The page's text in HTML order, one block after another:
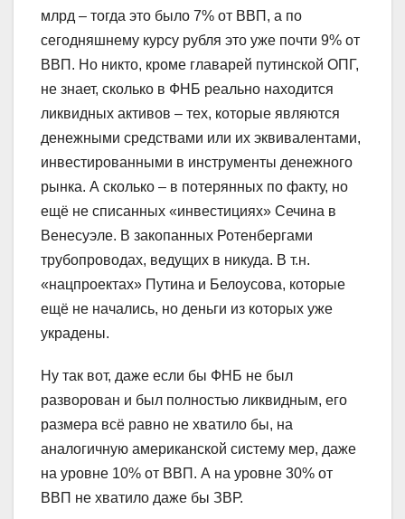
млрд – тогда это было 7% от ВВП, а по
сегодняшнему курсу рубля это уже почти 9% от
ВВП. Но никто, кроме главарей путинской ОПГ,
не знает, сколько в ФНБ реально находится
ликвидных активов – тех, которые являются
денежными средствами или их эквивалентами,
инвестированными в инструменты денежного
рынка. А сколько – в потерянных по факту, но
ещё не списанных «инвестициях» Сечина в
Венесуэле. В закопанных Ротенбергами
трубопроводах, ведущих в никуда. В т.н.
«нацпроектах» Путина и Белоусова, которые
ещё не начались, но деньги из которых уже
украдены.
Ну так вот, даже если бы ФНБ не был
разворован и был полностью ликвидным, его
размера всё равно не хватило бы, на
аналогичную американской систему мер, даже
на уровне 10% от ВВП. А на уровне 30% от
ВВП не хватило даже бы ЗВР.